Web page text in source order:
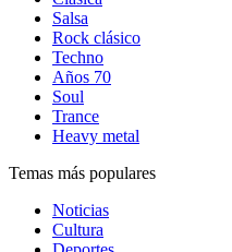
Salsa
Rock clásico
Techno
Años 70
Soul
Trance
Heavy metal
Temas más populares
Noticias
Cultura